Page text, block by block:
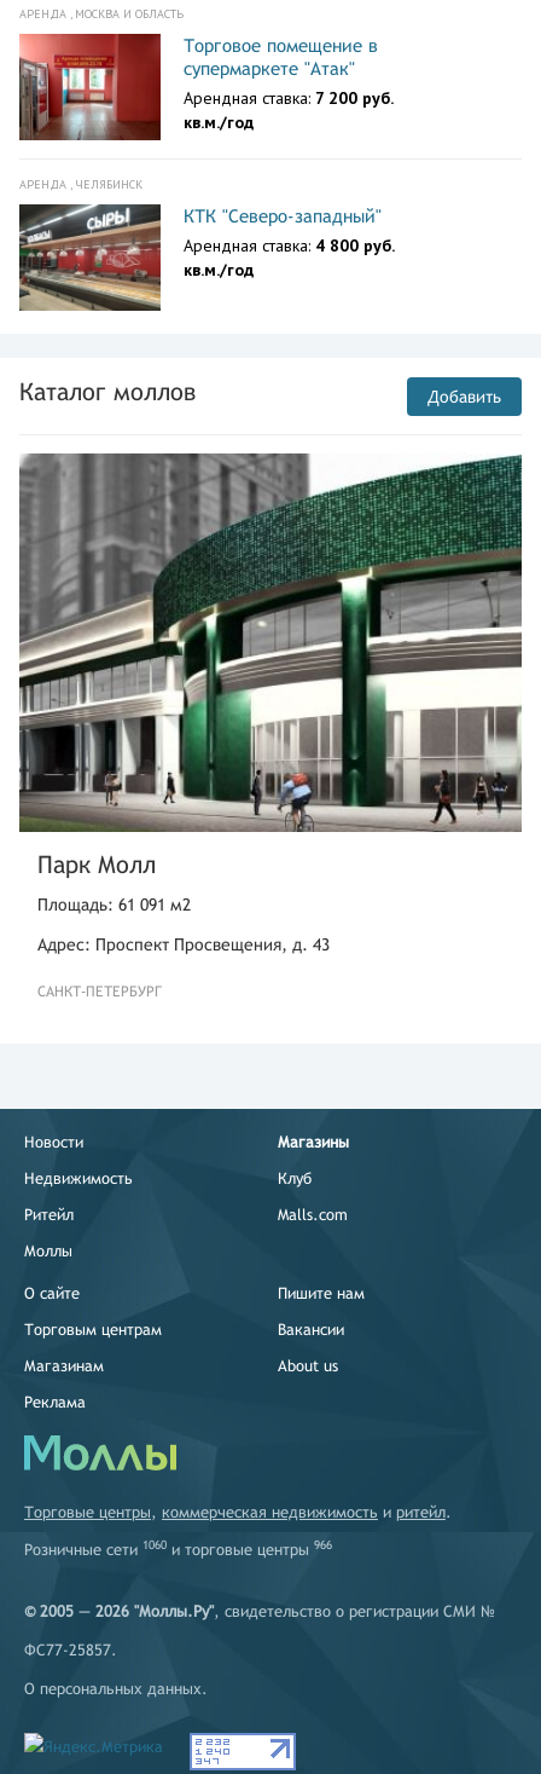
АРЕНДА , МОСКВА И ОБЛАСТЬ
Торговое помещение в
супермаркете "Атак"
Арендная ставка: 7 200 руб.
кв.м./год
АРЕНДА , ЧЕЛЯБИНСК
КТК "Северо-западный"
Арендная ставка: 4 800 руб.
кв.м./год
Каталог моллов Добавить
Парк Молл
Площадь: 61 091 м2
Адрес: Проспект Просвещения, д. 43
САНКТ-ПЕТЕРБУРГ
Новости
Недвижимость
Ритейл
Моллы
Магазины
Клуб
Malls.com
О сайте
Торговым центрам
Магазинам
Реклама
Пишите нам
Вакансии
About us
Торговые центры, коммерческая недвижимость и ритейл.
Розничные сети 1060 и торговые центры 966
© 2005 — 2026 "Моллы.Ру", свидетельство о регистрации СМИ №
ФС77-25857.
О персональных данных.